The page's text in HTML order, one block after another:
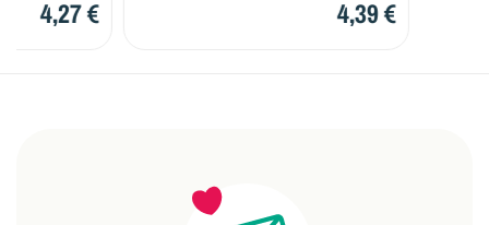
4,27 € 4,39 €